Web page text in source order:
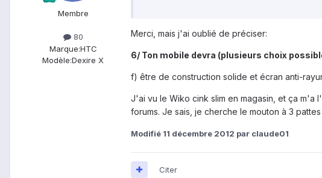
Membre
80
Marque:HTC
Modèle:Dexire X
Merci, mais j'ai oublié de préciser:
6/ Ton mobile devra (plusieurs choix
f) être de construction solide et écran anti-
J'ai vu le Wiko cink slim en magasin, et ça
forums. Je sais, je cherche le mouton à 3 pattes
Modifié 11 décembre 2012 par claude01
Citer